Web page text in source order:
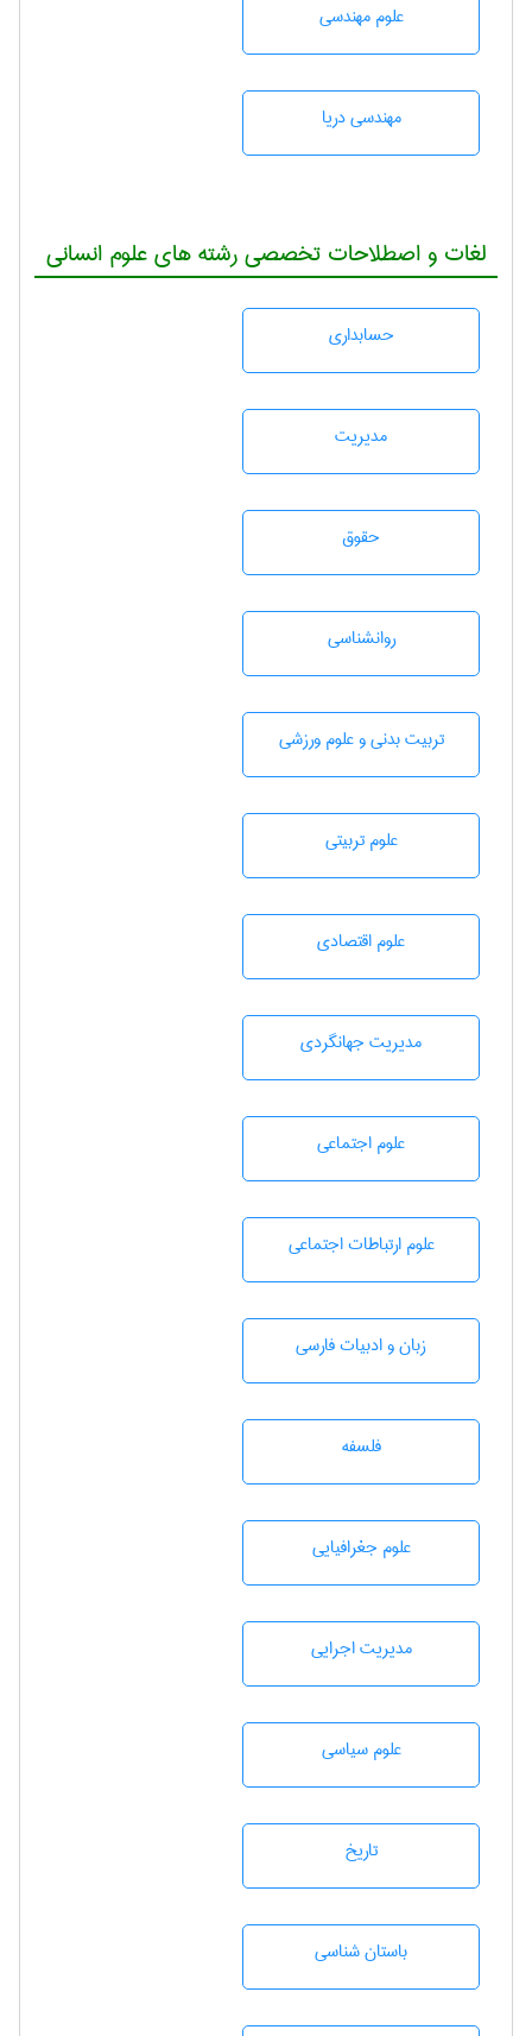
علوم مهندسی
مهندسی دریا
لغات و اصطلاحات تخصصی رشته های علوم انسانی
حسابداری
مديريت
حقوق
روانشناسی
تربيت بدنی و علوم ورزشی
علوم تربيتی
علوم اقتصادی
مديريت جهانگردی
علوم اجتماعی
علوم ارتباطات اجتماعی
زبان و ادبيات فارسی
فلسفه
علوم جغرافيايی
مديريت اجرايی
علوم سياسی
تاريخ
باستان شناسی